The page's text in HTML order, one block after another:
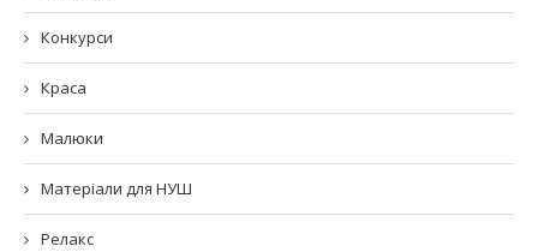
Конкурси
Краса
Малюки
Матеріали для НУШ
Релакс